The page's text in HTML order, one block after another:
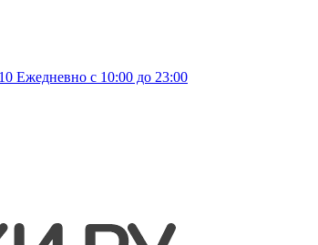
Ежедневно с 10:00 до 23:00